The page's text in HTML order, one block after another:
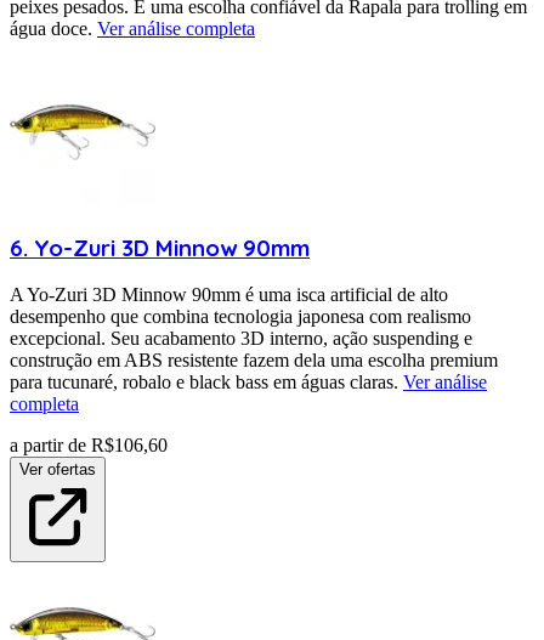
peixes pesados. É uma escolha confiável da Rapala para trolling em
água doce. Ver análise completa
6. Yo-Zuri 3D Minnow 90mm
A Yo-Zuri 3D Minnow 90mm é uma isca artificial de alto
desempenho que combina tecnologia japonesa com realismo
excepcional. Seu acabamento 3D interno, ação suspending e
construção em ABS resistente fazem dela uma escolha premium
para tucunaré, robalo e black bass em águas claras. Ver análise
completa
a partir de R$106,60
Ver ofertas